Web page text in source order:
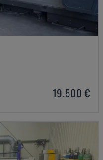
19.500 €